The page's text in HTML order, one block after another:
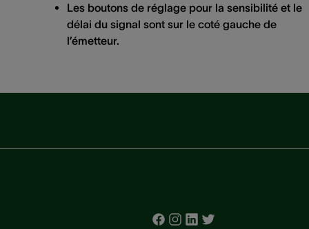
Les boutons de réglage pour la sensibilité et le
délai du signal sont sur le coté gauche de
l’émetteur.